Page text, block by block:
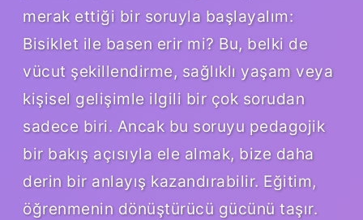
merak ettiği bir soruyla başlayalım:
Bisiklet ile basen erir mi? Bu, belki de
vücut şekillendirme, sağlıklı yaşam veya
kişisel gelişimle ilgili bir çok sorudan
sadece biri. Ancak bu soruyu pedagojik
bir bakış açısıyla ele almak, bize daha
derin bir anlayış kazandırabilir. Eğitim,
öğrenmenin dönüştürücü gücünü taşır.